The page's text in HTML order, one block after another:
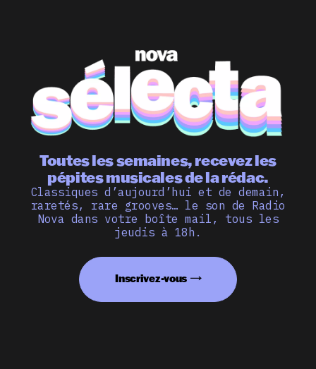
Toutes les semaines, recevez les
pépites musicales de la rédac.
Classiques d’aujourd’hui et de demain,
raretés, rare grooves… le son de Radio
Nova dans votre boîte mail, tous les
jeudis à 18h.
Inscrivez-vous